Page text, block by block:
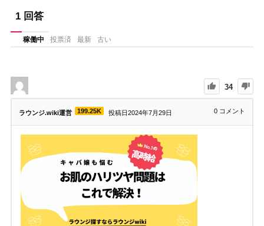
1 回答
稼働中 投票済 最新 古い
34
ラウンジ.wiki運営 199.25K 投稿日2024年7月29日 0 コメント